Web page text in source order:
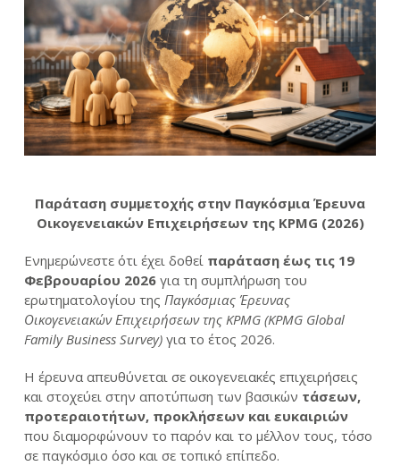
Παράταση συμμετοχής στην Παγκόσμια Έρευνα
Οικογενειακών Επιχειρήσεων της KPMG (2026)
Ενημερώνεστε ότι έχει δοθεί παράταση έως τις 19
Φεβρουαρίου 2026 για τη συμπλήρωση του
ερωτηματολογίου της Παγκόσμιας Έρευνας
Οικογενειακών Επιχειρήσεων της KPMG (KPMG Global
Family Business Survey) για το έτος 2026.
Η έρευνα απευθύνεται σε οικογενειακές επιχειρήσεις
και στοχεύει στην αποτύπωση των βασικών τάσεων,
προτεραιοτήτων, προκλήσεων και ευκαιριών
που διαμορφώνουν το παρόν και το μέλλον τους, τόσο
σε παγκόσμιο όσο και σε τοπικό επίπεδο.